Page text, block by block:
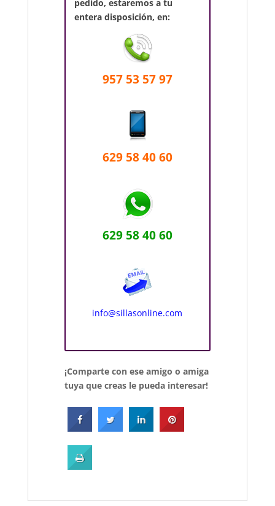
pedido, estaremos a tu
entera disposición, en:
957 53 57 97
629 58 40 60
629 58 40 60
info@sillasonline.com
¡Comparte con ese amigo o amiga
tuya que creas le pueda interesar!